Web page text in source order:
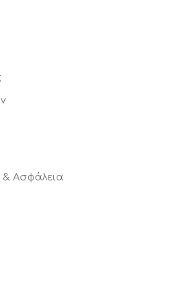
Ασφάλεια